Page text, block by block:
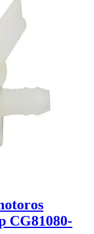
CG81080-